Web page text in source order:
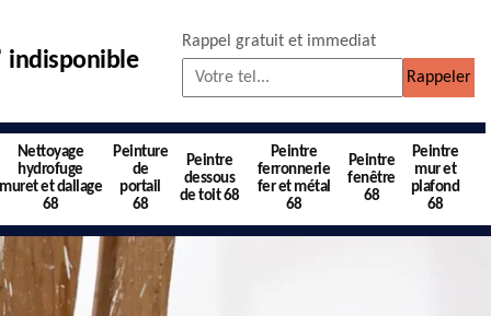
indisponible
Rappel gratuit et immediat
Nettoyage
hydrofuge
muret et dallage
68
Peinture
de
portail
68
Peintre
dessous
de toit 68
Peintre
ferronnerie
fer et métal
68
Peintre
fenêtre
68
Peintre
mur et
plafond
68